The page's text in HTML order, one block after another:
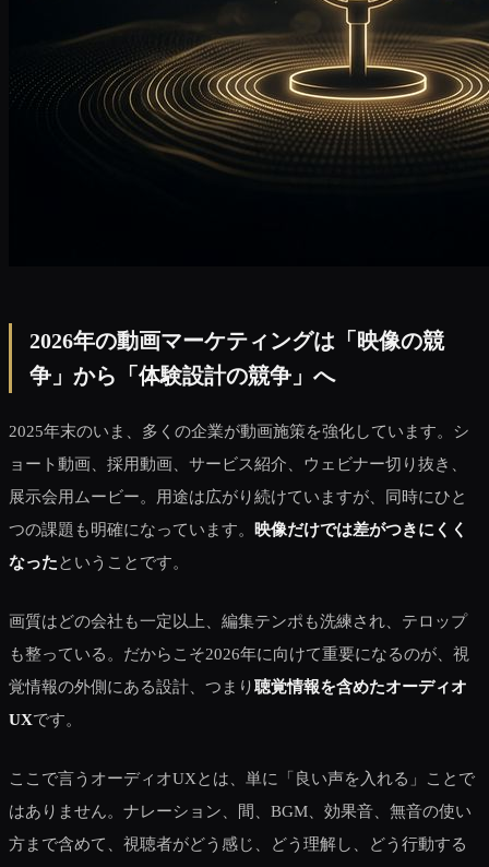
2026年の動画マーケティングは「映像の競
争」から「体験設計の競争」へ
2025年末のいま、多くの企業が動画施策を強化しています。シ
ョート動画、採用動画、サービス紹介、ウェビナー切り抜き、
展示会用ムービー。用途は広がり続けていますが、同時にひと
つの課題も明確になっています。 映像だけでは差がつきにくく
なったということです。
画質はどの会社も一定以上、編集テンポも洗練され、テロップ
も整っている。だからこそ2026年に向けて重要になるのが、視
覚情報の外側にある設計、つまり聴覚情報を含めたオーディオ
UXです。
ここで言うオーディオUXとは、単に「良い声を入れる」ことで
はありません。ナレーション、間、BGM、効果音、無音の使い
方まで含めて、視聴者がどう感じ、どう理解し、どう行動する